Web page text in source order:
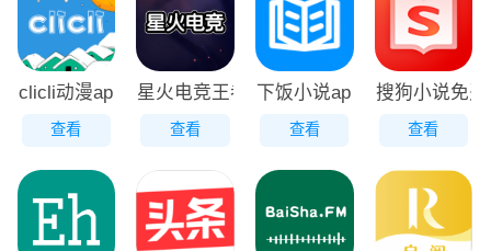
clicli动漫app
查看
星火电竞王者赏金赛下载
查看
下饭小说app最新版
查看
搜狗小说免
查看